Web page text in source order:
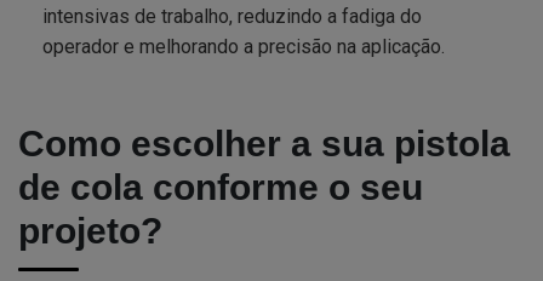
intensivas de trabalho, reduzindo a fadiga do
operador e melhorando a precisão na aplicação.
Como escolher a sua pistola
de cola conforme o seu
projeto?